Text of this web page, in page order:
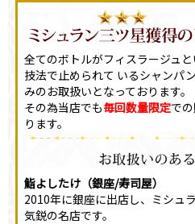
全てのボトルがフィスラージュ
技法で止められて いるシャンパ
みのお取扱いとなっております。
その為当店でも毎回数量限定で
ります。
鮨よしたけ（銀座/寿司屋）
2010年に銀座に出店し、ミシュ
気鋭の名店です。